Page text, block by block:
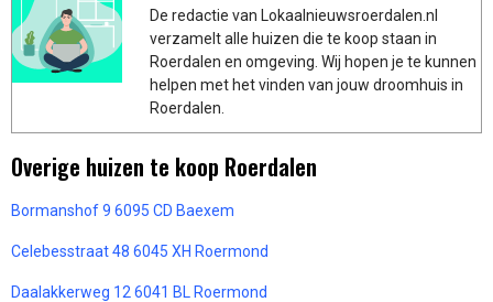
De redactie van Lokaalnieuwsroerdalen.nl
verzamelt alle huizen die te koop staan in
Roerdalen en omgeving. Wij hopen je te kunnen
helpen met het vinden van jouw droomhuis in
Roerdalen.
Overige huizen te koop Roerdalen
Bormanshof 9 6095 CD Baexem
Celebesstraat 48 6045 XH Roermond
Daalakkerweg 12 6041 BL Roermond